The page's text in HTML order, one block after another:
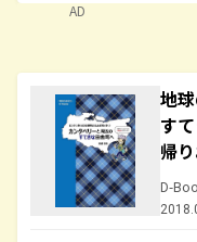
AD
地
す
帰
D-